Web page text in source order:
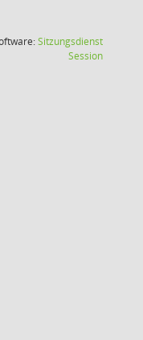
Sitzungsdienst
Session(Wird in